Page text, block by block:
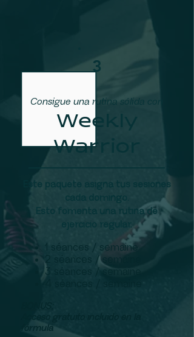
fórmula
Weekly
Warrior
3
Este paquete asigna tus sesiones
cada domingo.
Esto fomenta una rutina de
ejercicio regular.
Consigue una rutina sólida con
1 séances / semaine
2 séances / semaine
3 séances / semaine